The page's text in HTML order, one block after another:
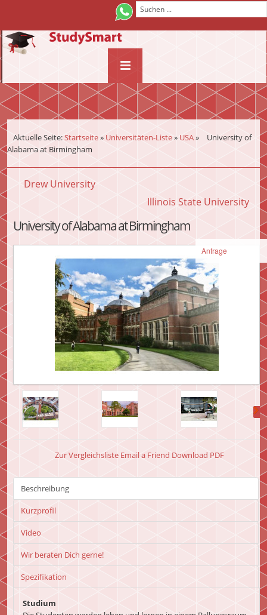
Anfrage
Aktuelle Seite:Startseite» Universitäten-Liste» USA»
University of
Alabama at Birmingham
Drew University
Illinois State University
University of Alabama at Birmingham
Zur Vergleichsliste Email a Friend Download PDF
Beschreibung
Kurzprofil
Video
Wir beraten Dich gerne!
Spezifikation
Studium